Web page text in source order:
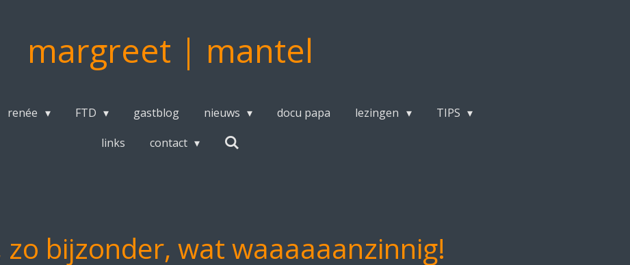
margreet | mantel
renée FTD gastblog nieuws docu papa lezingen
TIPS
links
contact
zo bijzonder, wat waaaaaanzinnig!